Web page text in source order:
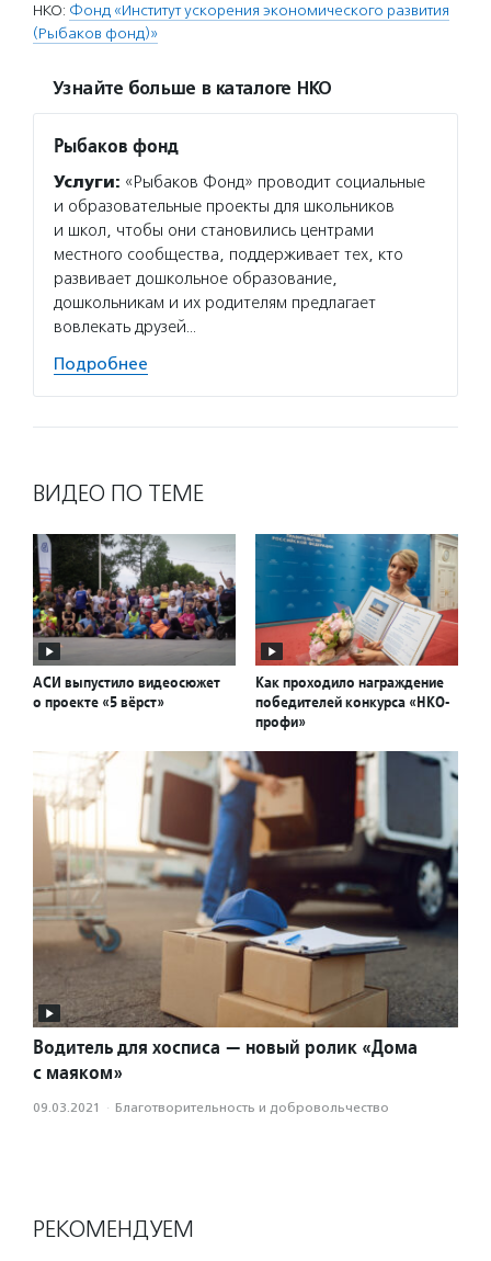
НКО: Фонд «Институт ускорения экономического развития
(Рыбаков фонд)»
Узнайте больше в каталоге НКО
Рыбаков фонд
Услуги: «Рыбаков Фонд» проводит социальные
и образовательные проекты для школьников
и школ, чтобы они становились центрами
местного сообщества, поддерживает тех, кто
развивает дошкольное образование,
дошкольникам и их родителям предлагает
вовлекать друзей…
Подробнее
ВИДЕО ПО ТЕМЕ
АСИ выпустило видеосюжет
о проекте «5 вёрст»
Как проходило награждение
победителей конкурса «НКО-
профи»
Водитель для хосписа — новый ролик «Дома
с маяком»
09.03.2021 · Благотвори­тель­ность и доброволь­чест­во
РЕКОМЕНДУЕМ